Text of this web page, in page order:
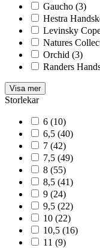
Gaucho (3)
Hestra
Levinsky
Natures
Orchid (3)
Randers
Visa mer
Storlekar
6 (10)
6,5 (40)
7 (42)
7,5 (49)
8 (55)
8,5 (41)
9 (24)
9,5 (22)
10 (22)
10,5 (16)
11 (9)